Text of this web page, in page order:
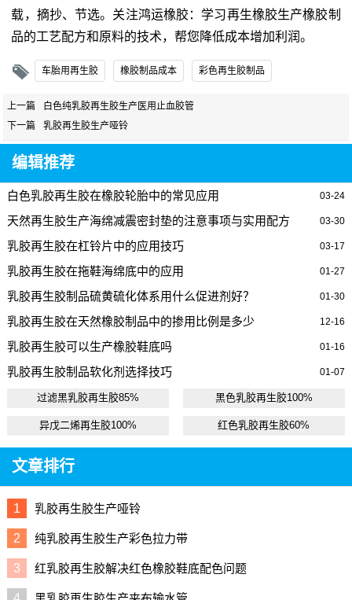
载，摘抄、节选。关注鸿运橡胶：学习再生橡胶生产橡胶制
品的工艺配方和原料的技术，帮您降低成本增加利润。
车胎用再生胶 橡胶制品成本 彩色再生胶制品
上一篇
白色纯乳胶再生胶生产医用止血胶管
下一篇
乳胶再生胶生产哑铃
编辑推荐
03-24
白色乳胶再生胶在橡胶轮胎中的常见应用
03-30
天然再生胶生产海绵减震密封垫的注意事项与实用配方
03-17
乳胶再生胶在杠铃片中的应用技巧
01-27
乳胶再生胶在拖鞋海绵底中的应用
01-30
乳胶再生胶制品硫黄硫化体系用什么促进剂好？
12-16
乳胶再生胶在天然橡胶制品中的掺用比例是多少
01-16
乳胶再生胶可以生产橡胶鞋底吗
01-07
乳胶再生胶制品软化剂选择技巧
过滤黑乳胶再生胶85% 黑色乳胶再生胶100%
异戊二烯再生胶100% 红色乳胶再生胶60%
文章排行
1 乳胶再生胶生产哑铃
2 纯乳胶再生胶生产彩色拉力带
3 红乳胶再生胶解决红色橡胶鞋底配色问题